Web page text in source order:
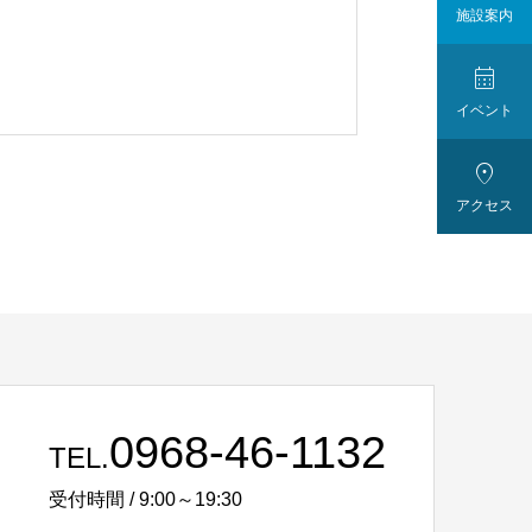
TEL.0968-46-1132
受付時間 / 9:00～19:30
施設案内

イベント

アクセス